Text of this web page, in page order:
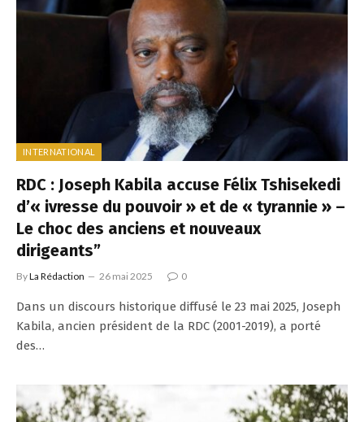
INTERNATIONAL
RDC : Joseph Kabila accuse Félix Tshisekedi
d’« ivresse du pouvoir » et de « tyrannie » –
Le choc des anciens et nouveaux
dirigeants”
ByLa Rédaction 26 mai 2025 0
Dans un discours historique diffusé le 23 mai 2025, Joseph
Kabila, ancien président de la RDC (2001-2019), a porté
des…